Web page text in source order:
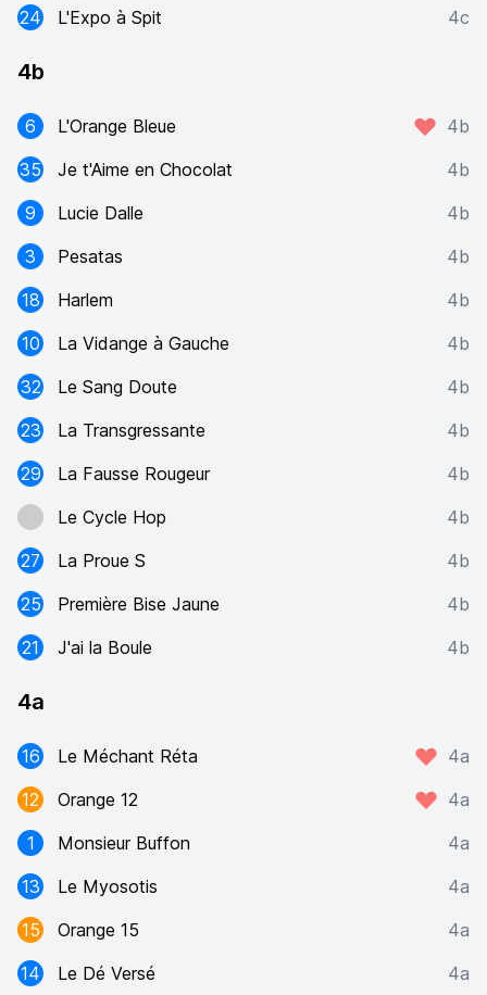
24
L'Expo à Spit 4c
4b
6 L'Orange Bleue
4b
35
Je t'Aime en Chocolat
4b
9
Lucie Dalle
4b
3
Pesatas
4b
18
Harlem
4b
10
La Vidange à Gauche
4b
32
Le Sang Doute
4b
23
La Transgressante
4b
29
La Fausse Rougeur
4b
Le Cycle Hop
4b
27
La Proue S
4b
25
Première Bise Jaune
4b
21
J'ai la Boule 4b
4a
16 Le Méchant Réta
4a
12
Orange 12
4a
1
Monsieur Buffon
4a
13
Le Myosotis
4a
15
Orange 15
4a
14
Le Dé Versé 4a